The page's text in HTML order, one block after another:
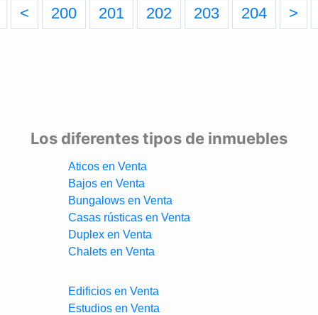
< 200 201 202 203 204 >
Los diferentes tipos de inmuebles
Aticos en Venta
Bajos en Venta
Bungalows en Venta
Casas rústicas en Venta
Duplex en Venta
Chalets en Venta
Edificios en Venta
Estudios en Venta